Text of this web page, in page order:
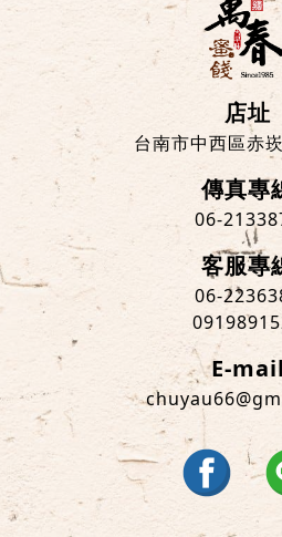
店址
台南市中西區赤
傳真專
06-
客服專
06-
E-mail